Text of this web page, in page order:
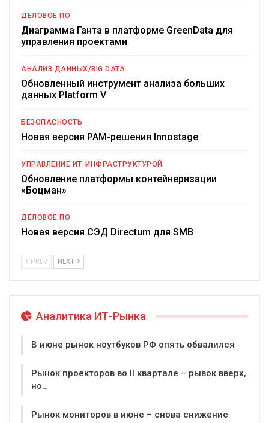
ДЕЛОВОЕ ПО
Диаграмма Ганта в платформе GreenData для
управления проектами
АНАЛИЗ ДАННЫХ/BIG DATA
Обновленный инструмент анализа больших
данных Platform V
БЕЗОПАСНОСТЬ
Новая версия PAM-решения Innostage
УПРАВЛЕНИЕ ИТ-ИНФРАСТРУКТУРОЙ
Обновление платформы контейнеризации
«Боцман»
ДЕЛОВОЕ ПО
Новая версия СЭД Directum для SMB
PREV NEXT
Аналитика ИТ-Рынка
В июне рынок ноутбуков РФ опять обвалился
Рынок проекторов во II квартале – рывок вверх,
но…
Рынок мониторов в июне – снова снижение